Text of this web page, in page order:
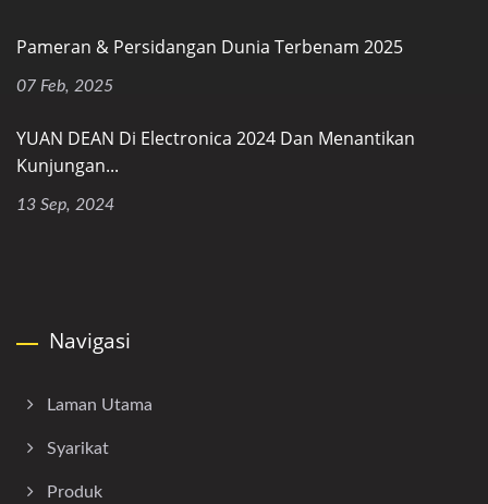
Pameran & Persidangan Dunia Terbenam 2025
07 Feb, 2025
YUAN DEAN Di Electronica 2024 Dan Menantikan
Kunjungan...
13 Sep, 2024
Navigasi
Laman Utama
Syarikat
Produk